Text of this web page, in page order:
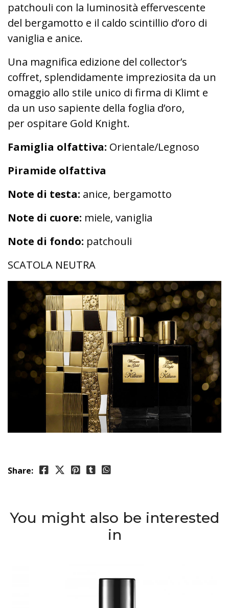
patchouli con la luminosità effervescente
del bergamotto e il caldo scintillio d’oro di
vaniglia e anice.
Una magnifica edizione del collector’s
coffret, splendidamente impreziosita da un
omaggio allo stile unico di firma di Klimt e
da un uso sapiente della foglia d’oro,
per ospitare Gold Knight.
Famiglia olfattiva: Orientale/Legnoso
Piramide olfattiva
Note di testa: anice, bergamotto
Note di cuore: miele, vaniglia
Note di fondo: patchouli
SCATOLA NEUTRA
Share:
You might also be interested
in